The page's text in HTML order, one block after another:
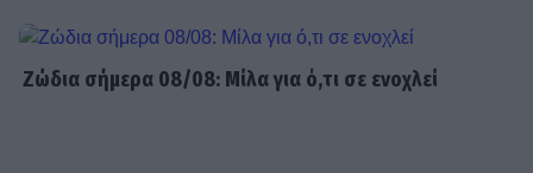
Μαρκεζίνης: Έγιναν γονείς! Η πρώτη
Ζώδια σήμερα 08/08: Μίλα για ό,τι σε ενοχλεί